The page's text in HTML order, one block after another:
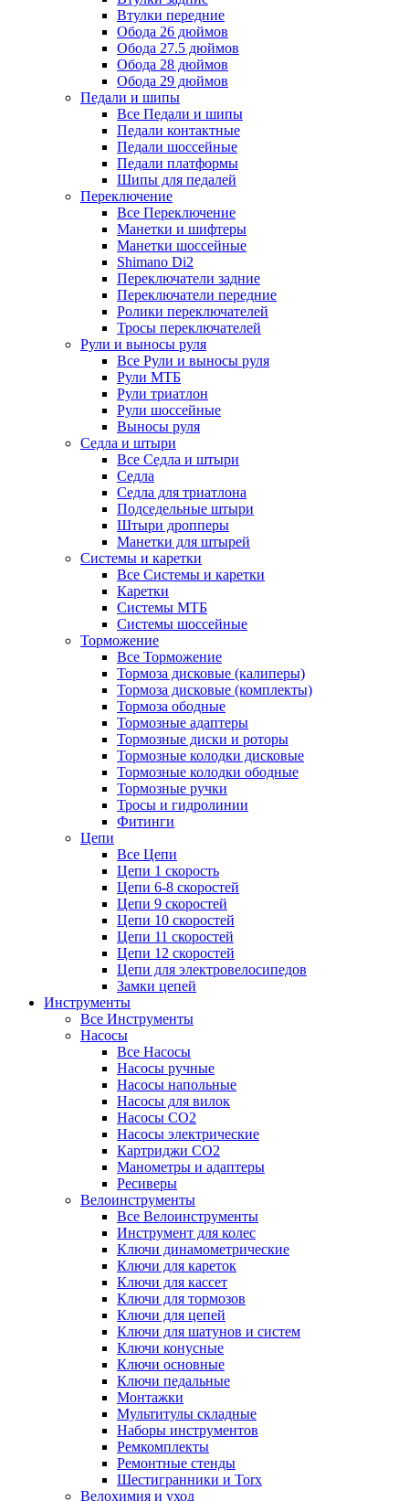
Втулки передние
Обода 26 дюймов
Обода 27.5 дюймов
Обода 28 дюймов
Обода 29 дюймов
Педали и шипы
Все Педали и шипы
Педали контактные
Педали шоссейные
Педали платформы
Шипы для педалей
Переключение
Все Переключение
Манетки и шифтеры
Манетки шоссейные
Shimano Di2
Переключатели задние
Переключатели передние
Ролики переключателей
Тросы переключателей
Рули и выносы руля
Все Рули и выносы руля
Рули МТБ
Рули триатлон
Рули шоссейные
Выносы руля
Седла и штыри
Все Седла и штыри
Седла
Седла для триатлона
Подседельные штыри
Штыри дропперы
Манетки для штырей
Системы и каретки
Все Системы и каретки
Каретки
Системы МТБ
Системы шоссейные
Торможение
Все Торможение
Тормоза дисковые (калиперы)
Тормоза дисковые (комплекты)
Тормоза ободные
Тормозные адаптеры
Тормозные диски и роторы
Тормозные колодки дисковые
Тормозные колодки ободные
Тормозные ручки
Тросы и гидролинии
Фитинги
Цепи
Все Цепи
Цепи 1 скорость
Цепи 6-8 скоростей
Цепи 9 скоростей
Цепи 10 скоростей
Цепи 11 скоростей
Цепи 12 скоростей
Цепи для электровелосипедов
Замки цепей
Инструменты
Все Инструменты
Насосы
Все Насосы
Насосы ручные
Насосы напольные
Насосы для вилок
Насосы CO2
Насосы электрические
Картриджи CO2
Манометры и адаптеры
Ресиверы
Велоинструменты
Все Велоинструменты
Инструмент для колес
Ключи динамометрические
Ключи для кареток
Ключи для кассет
Ключи для тормозов
Ключи для цепей
Ключи для шатунов и систем
Ключи конусные
Ключи основные
Ключи педальные
Монтажки
Мультитулы складные
Наборы инструментов
Ремкомплекты
Ремонтные стенды
Шестигранники и Torx
Велохимия и уход